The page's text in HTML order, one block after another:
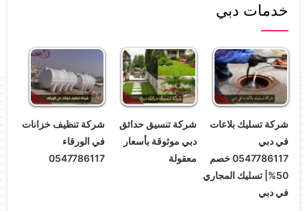
خدمات دبي
شركة تسليك بلاعات
في دبي
0547786117 خصم
50%| تسليك المجاري
في دبي
شركة تنسيق حدائق
دبي موثوقة بأسعار
معقولة
شركة تنظيف خزانات
في الورقاء
0547786117